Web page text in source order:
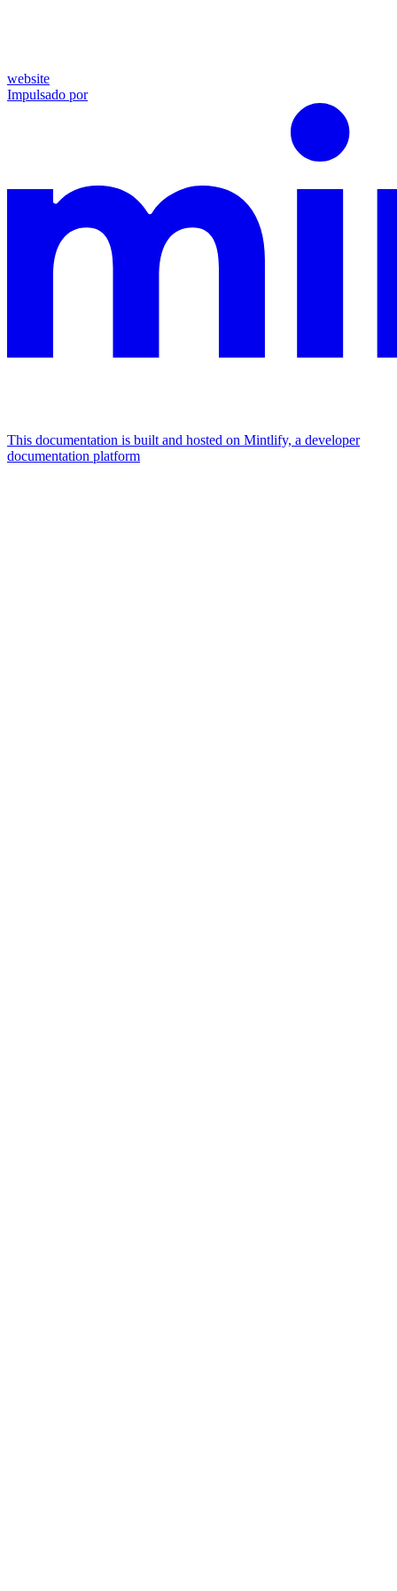
website
Impulsado por
This documentation is built and hosted on Mintlify, a developer
documentation platform